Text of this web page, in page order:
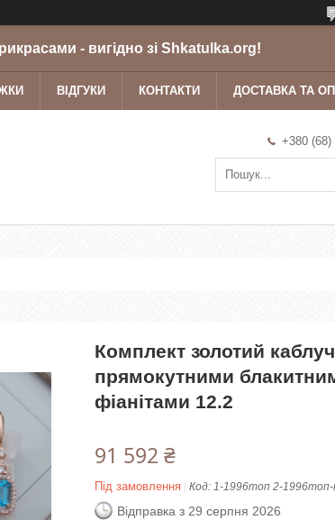
- вигідно зі Shkatulka.org!
ВІДГУКИ КОНТАКТИ ДОСТАВКА ТА
+380 (68)
Комплект золотий
прямокутними
фіанітами 12.2
91 592 ₴
Під замовлення Код: 1-1996топ 2-1996топ-
Відправка з 29 серпня 2026